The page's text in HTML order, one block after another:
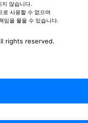
지 않습니다.
로 사용할 수 없으며
임을 물을 수 있습니다.
rights reserved.